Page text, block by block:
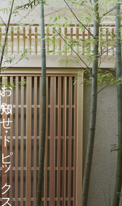
ピックス